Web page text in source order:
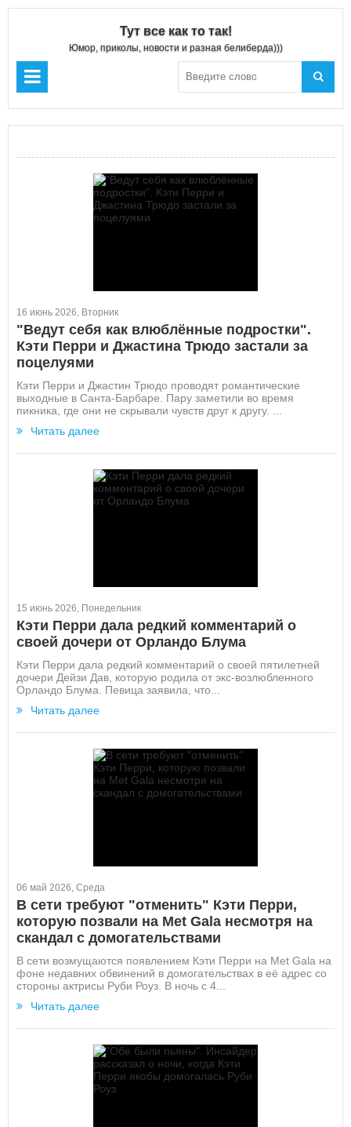
Тут все как то так!
Юмор, приколы, новости и разная белиберда)))
16 июнь 2026, Вторник
"Ведут себя как влюблённые подростки".
Кэти Перри и Джастина Трюдо застали за
поцелуями
Кэти Перри и Джастин Трюдо проводят романтические
выходные в Санта-Барбаре. Пару заметили во время
пикника, где они не скрывали чувств друг к другу. ...
Читать далее
15 июнь 2026, Понедельник
Кэти Перри дала редкий комментарий о
своей дочери от Орландо Блума
Кэти Перри дала редкий комментарий о своей пятилетней
дочери Дейзи Дав, которую родила от экс-возлюбленного
Орландо Блума. Певица заявила, что...
Читать далее
06 май 2026, Среда
В сети требуют "отменить" Кэти Перри,
которую позвали на Met Gala несмотря на
скандал с домогательствами
В сети возмущаются появлением Кэти Перри на Met Gala на
фоне недавних обвинений в домогательствах в её адрес со
стороны актрисы Руби Роуз. В ночь с 4...
Читать далее